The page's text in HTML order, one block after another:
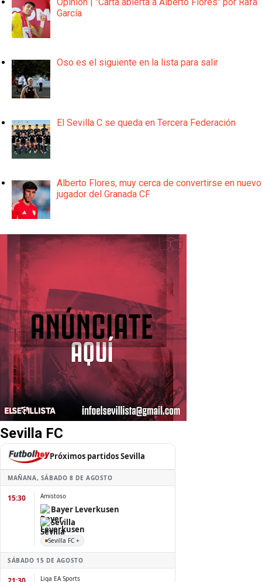
Opinión | "Carta abierta a Alberto Flores" por Rafa
García
Oso es el siguiente en la lista para salir
El Sevilla C se queda en Tercera Federación
Alberto Flores, muy cerca de convertirse en nuevo
jugador del Granada CF
Sevilla FC